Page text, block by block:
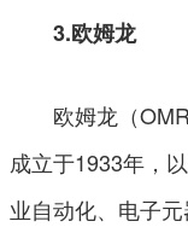
3.欧姆龙
欧姆龙（
成立于1933年，
业自动化、电子